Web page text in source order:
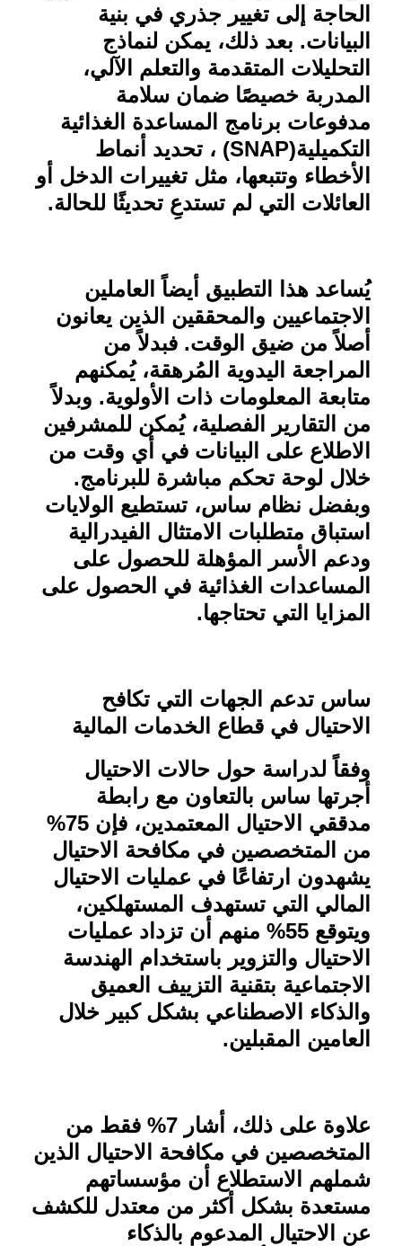
الحاجة إلى تغيير جذري في بنية
البيانات. بعد ذلك، يمكن لنماذج
التحليلات المتقدمة والتعلم الآلي،
المدربة خصيصًا ضمان سلامة
مدفوعات برنامج المساعدة الغذائية
التكميلية(SNAP) ، تحديد أنماط
الأخطاء وتتبعها، مثل تغييرات الدخل أو
العائلات التي لم تستدعِ تحديثًا للحالة.
يُساعد هذا التطبيق أيضاً العاملين
الاجتماعيين والمحققين الذين يعانون
أصلاً من ضيق الوقت. فبدلاً من
المراجعة اليدوية المُرهقة، يُمكنهم
متابعة المعلومات ذات الأولوية. وبدلاً
من التقارير الفصلية، يُمكن للمشرفين
الاطلاع على البيانات في أي وقت من
خلال لوحة تحكم مباشرة للبرنامج.
وبفضل نظام ساس، تستطيع الولايات
استباق متطلبات الامتثال الفيدرالية
ودعم الأسر المؤهلة للحصول على
المساعدات الغذائية في الحصول على
المزايا التي تحتاجها.
ساس تدعم الجهات التي تكافح
الاحتيال في قطاع الخدمات المالية
وفقاً لدراسة حول حالات الاحتيال
أجرتها ساس بالتعاون مع رابطة
مدققي الاحتيال المعتمدين، فإن 75%
من المتخصصين في مكافحة الاحتيال
يشهدون ارتفاعًا في عمليات الاحتيال
المالي التي تستهدف المستهلكين،
ويتوقع 55% منهم أن تزداد عمليات
الاحتيال والتزوير باستخدام الهندسة
الاجتماعية بتقنية التزييف العميق
والذكاء الاصطناعي بشكل كبير خلال
العامين المقبلين.
علاوة على ذلك، أشار 7% فقط من
المتخصصين في مكافحة الاحتيال الذين
شملهم الاستطلاع أن مؤسساتهم
مستعدة بشكل أكثر من معتدل للكشف
عن الاحتيال المدعوم بالذكاء